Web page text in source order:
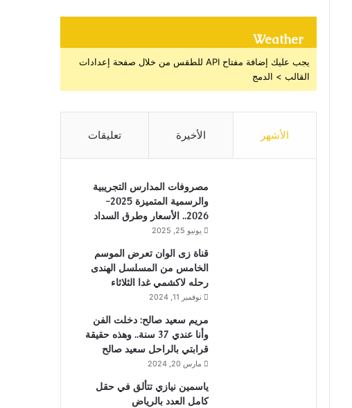
Weather
يجب عليك إضافة مفتاح API للطقس من خلال صفحة إعدادات
القالب > الدمج
الأشهر الأخيرة تعليقات
مصروفات المدارس التجريبية
والرسمية المتميزة 2025-
2026.. الأسعار وطرق السداد
يونيو 25, 2025
قناة زى الوان تعرض الموسم
الخامس من المسلسل الهندى
رحله لاكشمي غدا الثلاثاء
نوفمبر 11, 2024
مريم سعيد صالح: دخلت الفن
وأنا عندي 37 سنة.. وهذه حقيقة
قرابتي بالراحل سعيد صالح
مارس 20, 2024
ياسمين نيازي تتألق في حقل
كامل العدد بالرياض